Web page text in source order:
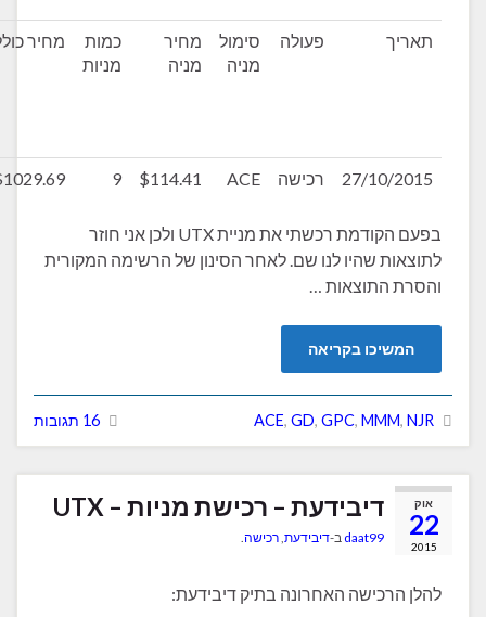
פעולה
סימול
מחיר
מניה
כמות
מניות
מחיר כולל
דיבידנד
27/10/ רכישה ACE
$114.41
$1029.69
$18.09
בפעם הקודמת רכשתי את מניית UTX ולכן אני חוזר
שהיו לנו שם. לאחר הסינון של הרשימה המקורית
התוצאות …
בקריאה
ACE,GD ,GPC ,
דיבידעת – רכישת מניות – UTX
daat99ב-דיבידעת,רכישה.
האחרונה בתיק דיבידעת: